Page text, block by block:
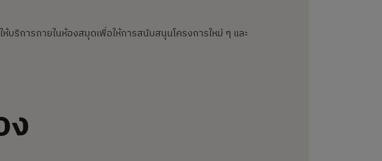
ริการภายในห้องสมุดเพื่อให้การสนับสนุนโครงการใหม่ ๆ และ